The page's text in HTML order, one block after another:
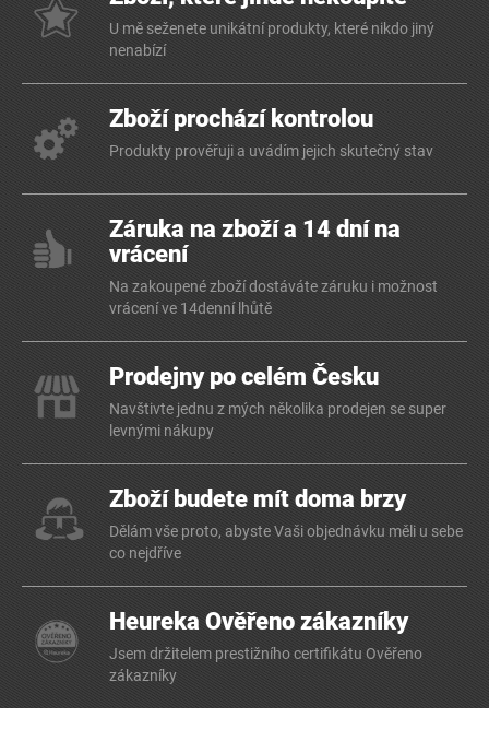
U mě seženete unikátní produkty, které nikdo jiný
nenabízí
Zboží prochází kontrolou
Produkty prověřuji a uvádím jejich skutečný stav
Záruka na zboží a 14 dní na
vrácení
Na zakoupené zboží dostáváte záruku i možnost
vrácení ve 14denní lhůtě
Prodejny po celém Česku
Navštivte jednu z mých několika prodejen se super
levnými nákupy
Zboží budete mít doma brzy
Dělám vše proto, abyste Vaši objednávku měli u sebe
co nejdříve
Heureka Ověřeno zákazníky
Jsem držitelem prestižního certifikátu Ověřeno
zákazníky